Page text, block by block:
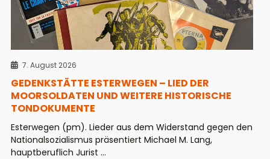
7. August 2026
GEDENKSTÄTTE ESTERWEGEN – LIED DER
MOORSOLDATEN UND WEITERE HISTORISCHE
TONDOKUMENTE
Esterwegen (pm). Lieder aus dem Widerstand gegen den
Nationalsozialismus präsentiert Michael M. Lang,
hauptberuflich Jurist ...